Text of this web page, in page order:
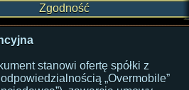
Zgodność
stanowi ofertę spółki z
„Overmobile”